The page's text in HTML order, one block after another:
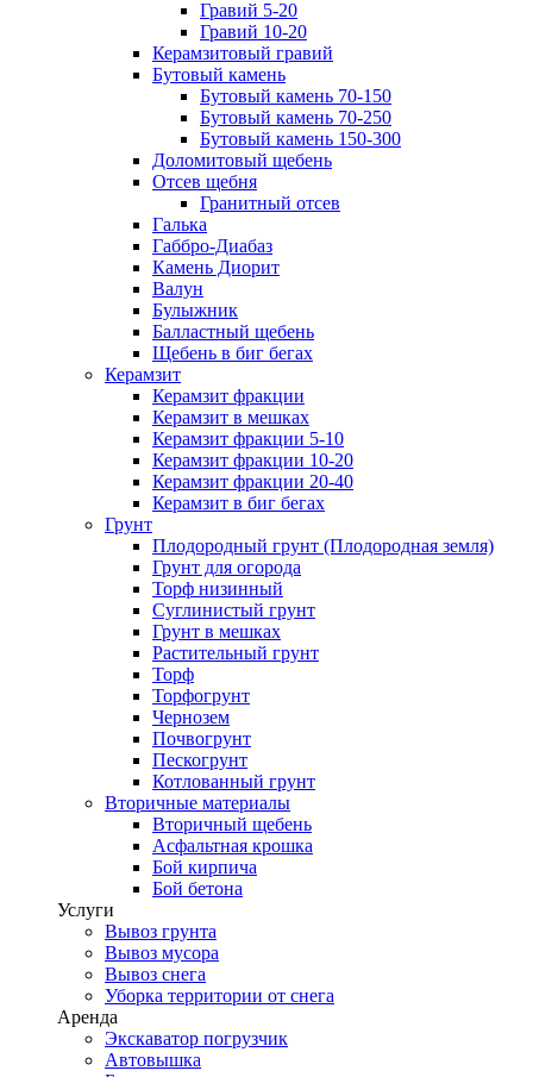
Гравий 5-20
Гравий 10-20
Керамзитовый гравий
Бутовый камень
Бутовый камень 70-150
Бутовый камень 70-250
Бутовый камень 150-300
Доломитовый щебень
Отсев щебня
Гранитный отсев
Галька
Габбро-Диабаз
Камень Диорит
Валун
Булыжник
Балластный щебень
Щебень в биг бегах
Керамзит
Керамзит фракции
Керамзит в мешках
Керамзит фракции 5-10
Керамзит фракции 10-20
Керамзит фракции 20-40
Керамзит в биг бегах
Грунт
Плодородный грунт (Плодородная земля)
Грунт для огорода
Торф низинный
Суглинистый грунт
Грунт в мешках
Растительный грунт
Торф
Торфогрунт
Чернозем
Почвогрунт
Пескогрунт
Котлованный грунт
Вторичные материалы
Вторичный щебень
Асфальтная крошка
Бой кирпича
Бой бетона
Услуги
Вывоз грунта
Вывоз мусора
Вывоз снега
Уборка территории от снега
Аренда
Экскаватор погрузчик
Автовышка